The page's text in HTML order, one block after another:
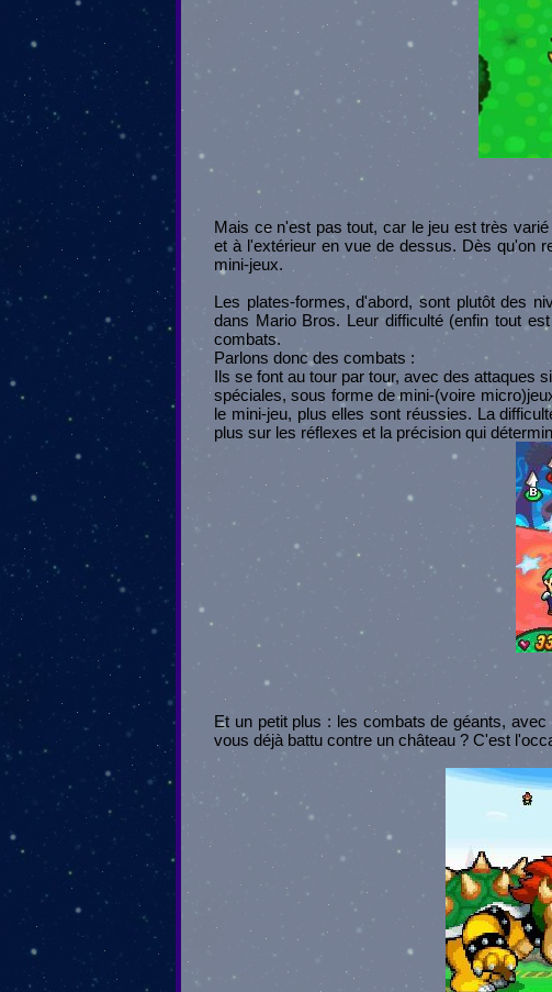
Mais ce n'est pas tout, car le jeu est très
et à l'extérieur en vue de dessus. Dès qu'on
mini-jeux.
Les plates-formes, d'abord, sont plutôt des
dans Mario Bros. Leur difficulté (enfin tout
combats.
Parlons donc des combats :
Ils se font au tour par tour, avec des attaques
spéciales, sous forme de mini-(voire
le mini-jeu, plus elles sont réussies. La
plus sur les réflexes et la précision qui
Et un petit plus : les combats de géants,
vous déjà battu contre un château ? C'est